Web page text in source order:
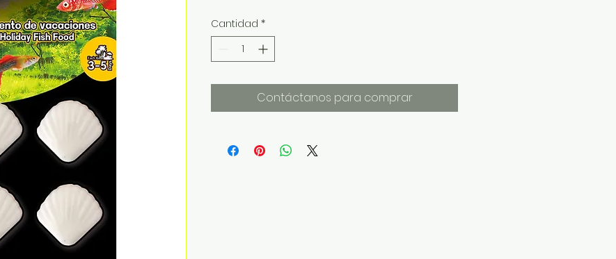
Cantidad *
Contáctanos para comprar